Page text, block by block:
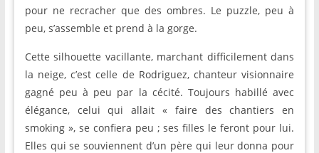
pour ne recracher que des ombres. Le puzzle, peu à
peu, s’assemble et prend à la gorge.
Cette silhouette vacillante, marchant difficilement dans
la neige, c’est celle de Rodriguez, chanteur visionnaire
gagné peu à peu par la cécité. Toujours habillé avec
élégance, celui qui allait « faire des chantiers en
smoking », se confiera peu ; ses filles le feront pour lui.
Elles qui se souviennent d’un père qui leur donna pour